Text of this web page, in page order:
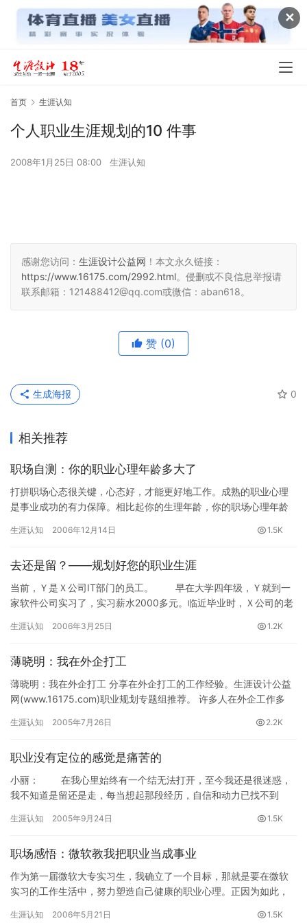
✕
首页 生涯认知
个人职业生涯规划的10 件事
2008年1月25日 08:00 生涯认知
感谢您访问： 生涯设计公益网 ！本文永久链接：
https://www.16175.com/2992.html。侵删或不良信息举报请
联系邮箱：121488412@qq.com或微信：aban618。
赞 (0)
0
生成海报
相关推荐
职场自测：你的职业心理年龄多大了
打拼职场心态很关键，心态好，才能更好地工作。成熟的职业心理
是事业成功的有力保障。相比起你的生理年龄，你的职场心理年龄
业心…
生涯认知 2006年12月14日 1.5K
去还是留？——规划好您的职业生涯
当前，Ｙ是Ｘ公司IT部门的员工。 早在大学四年级，Ｙ就到一
家软件公司实习了，实习薪水2000多元。临近毕业时，Ｘ公司的老
生涯认知 2006年3月25日 1.2K
薄晓明：我在外企打工
薄晓明：我在外企打工 分享在外企打工的工作经验。生涯设计公益
网(www.16175.com)职业规划专题组推荐。 许多人在外企工作多
生涯认知 2005年7月26日 2.2K
职业没有定位的感觉是痛苦的
小丽： 在我心里始终有一个结无法打开，至今我还是很迷惑，
我不知道是留还是走，每当想起那段经历，自信和动力已找不到
业顾问…
生涯认知 2005年9月24日 1.5K
职场感悟：微软教我把职业当成事业
作为第一届微软大专实习生，我确立了一个目标，那就是要在微软
实习的工作生活中，努力塑造自己健康的职业心理。正因为如此，
生涯认知 2006年5月21日 1.5K